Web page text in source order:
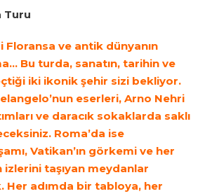
Turu
Floransa ve antik dünyanın
Bu turda, sanatın, tarihin ve
iki ikonik şehir sizi bekliyor.
eserleri, Arno Nehri
ve daracık sokaklarda saklı
Roma’da ise
Vatikan’ın görkemi ve her
taşıyan meydanlar
Her adımda bir tabloya, her